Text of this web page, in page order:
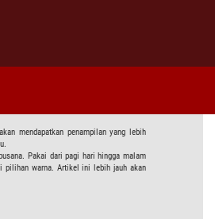
mendapatkan penampilan yang lebih
Pakai dari pagi hari hingga malam
pilihan warna. Artikel ini lebih jauh akan